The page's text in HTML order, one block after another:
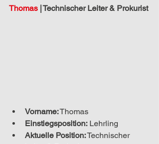
Thomas Technischer Leiter & Prokurist
Vorname: Thomas
Einstiegsposition: Lehrling
Aktuelle Position:Technischer